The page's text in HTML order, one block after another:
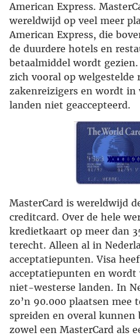
American Express.
wereldwijd op veel meer
American Express, die
de duurdere hotels en
betaalmiddel wordt
zich vooral op welgestelde
zakenreizigers en wordt in
landen niet geaccepteerd.
MasterCard is wereldwijd
creditcard. Over de hele
kredietkaart op meer dan
terecht. Alleen al in
acceptatiepunten. Visa
acceptatiepunten en wordt
niet-westerse landen. In
zo’n 90.000 plaatsen mee
spreiden en overal kunnen
zowel een MasterCard als